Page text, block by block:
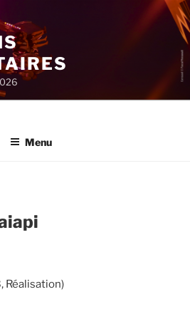
Menu
Réalisation)